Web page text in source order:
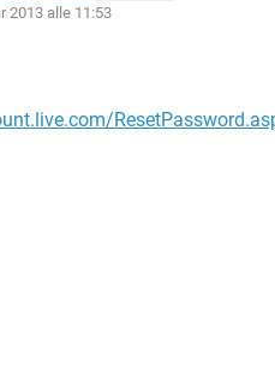
2013 alle 11:53